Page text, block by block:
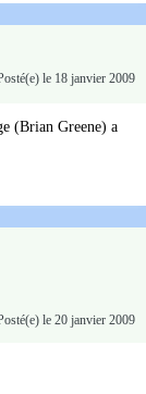
le 18 janvier 2009
(Brian Greene) a
le 20 janvier 2009